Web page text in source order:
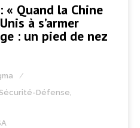
Quand la Chine
à s’armer
: un pied de nez
Défense